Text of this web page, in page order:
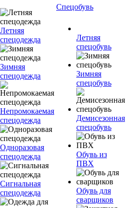
Летняя
спецодежда
Зимняя
спецодежда
Непромокаемая
спецодежда
Одноразовая
спецодежда
Сигнальная
спецодежда
Спецобувь
Летняя
спецобувь
Зимняя
спецобувь
Демисезонная
спецобувь
Обувь из
ПВХ
Обувь для
сварщиков